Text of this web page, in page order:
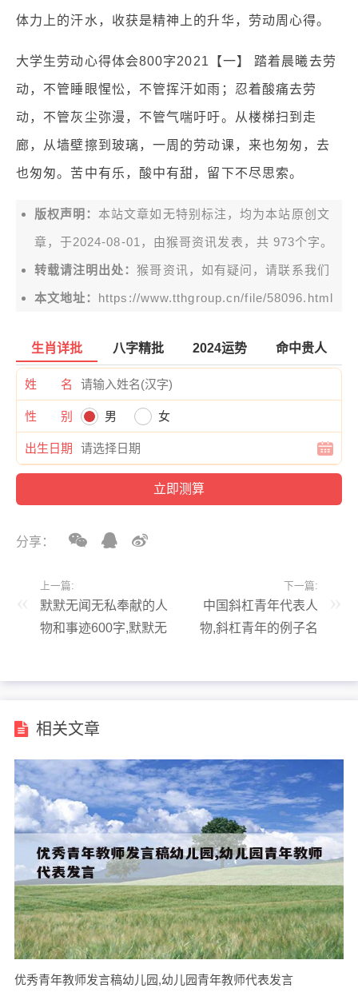
体力上的汗水，收获是精神上的升华，劳动周心得。
大学生劳动心得体会800字2021【一】 踏着晨曦去劳
动，不管睡眼惺忪，不管挥汗如雨；忍着酸痛去劳
动，不管灰尘弥漫，不管气喘吁吁。从楼梯扫到走
廊，从墙壁擦到玻璃，一周的劳动课，来也匆匆，去
也匆匆。苦中有乐，酸中有甜，留下不尽思索。
版权声明： 本站文章如无特别标注，均为本站原创文
章，于2024-08-01，由猴哥资讯 发表，共 973个字。
转载请注明出处：猴哥资讯，如有疑问，请联系我们
本文地址： https://www.tthgroup.cn/file/58096.html
生肖详批 八字精批 2024运势 命中贵人
姓 名
性 别 男 女
出生日期
分享：
上一篇:
默默无闻无私奉献的人
物和事迹600字,默默无
下一篇:
中国斜杠青年代表人
物,斜杠青年的例子名
相关文章
优秀青年教师发言稿幼儿园,幼儿园青年教师代表发言